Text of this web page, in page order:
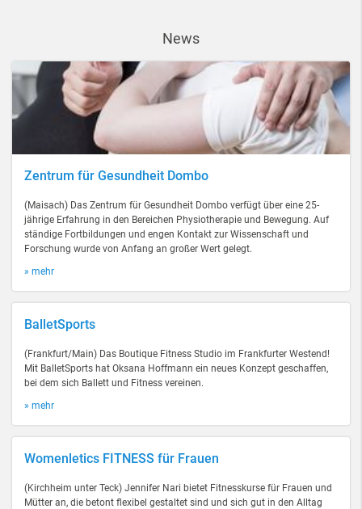
News
Zentrum für Gesundheit Dombo
(Maisach) Das Zentrum für Gesundheit Dombo verfügt über eine 25-
jährige Erfahrung in den Bereichen Physiotherapie und Bewegung. Auf
ständige Fortbildungen und engen Kontakt zur Wissenschaft und
Forschung wurde von Anfang an großer Wert gelegt.
» mehr
BalletSports
(Frankfurt/Main) Das Boutique Fitness Studio im Frankfurter Westend!
Mit BalletSports hat Oksana Hoffmann ein neues Konzept geschaffen,
bei dem sich Ballett und Fitness vereinen.
» mehr
Womenletics FITNESS für Frauen
(Kirchheim unter Teck) Jennifer Nari bietet Fitnesskurse für Frauen und
Mütter an, die betont flexibel gestaltet sind und sich gut in den Alltag